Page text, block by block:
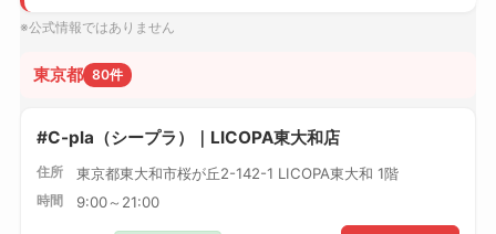
※公式情報ではありません
東京都 80件
#C-pla（シープラ）｜LICOPA東大和店
住所 東京都東大和市桜が丘2-142-1 LICOPA東大和 1階
時間 9:00～21:00